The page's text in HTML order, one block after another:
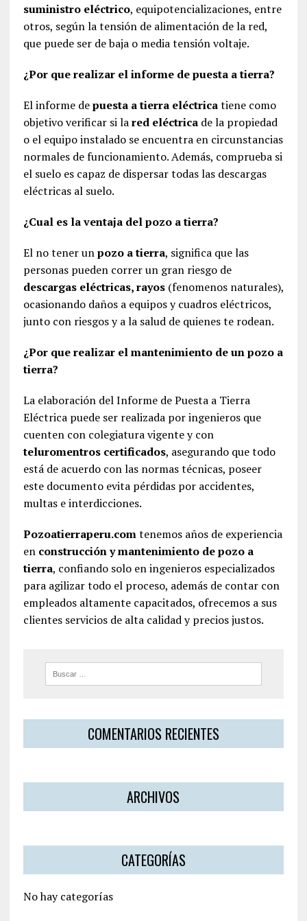
suministro eléctrico, equipotencializaciones, entre
otros, según la tensión de alimentación de la red,
que puede ser de baja o media tensión voltaje.
¿Por que realizar el informe de puesta a tierra?
El informe depuesta a tierra eléctricatiene como
objetivo verificar si lared eléctricade la propiedad
o el equipo instalado se encuentra en circunstancias
normales de funcionamiento. Además, comprueba si
el suelo es capaz de dispersar todas las descargas
eléctricas al suelo.
¿Cual es la ventaja del pozo a tierra?
El no tener unpozo a tierra, significa que las
personas pueden correr un gran riesgo de
descargas eléctricas, rayos(fenomenos naturales),
ocasionando daños a equipos y cuadros eléctricos,
junto con riesgos y a la salud de quienes te rodean.
¿Por que realizar el mantenimiento de un pozo a
tierra?
La elaboración del Informe de Puesta a Tierra
Eléctrica puede ser realizada por ingenieros que
cuenten con colegiatura vigente y con
teluromentros certificados, asegurando que todo
está de acuerdo con las normas técnicas, poseer
este documento evita pérdidas por accidentes,
multas e interdicciones.
Pozoatierraperu.comtenemos años de experiencia
en construcción y mantenimiento de pozo a
tierra, confiando solo en ingenieros especializados
para agilizar todo el proceso, además de contar con
empleados altamente capacitados, ofrecemos a sus
clientes servicios de alta calidad y precios justos.
COMENTARIOS RECIENTES
ARCHIVOS
CATEGORÍAS
No hay categorías